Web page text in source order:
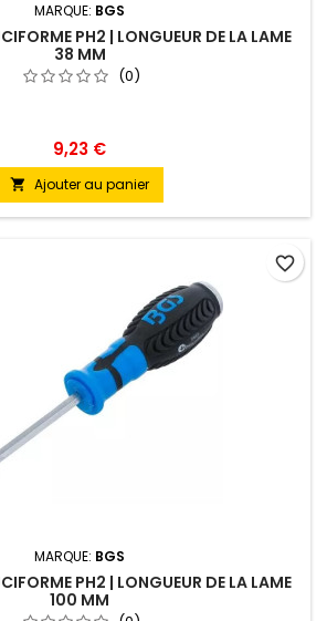
MARQUE: BGS
PH2 | LONGUEUR DE LA LAME
38 MM
(0)
9,23 €
 Ajouter au panier
MARQUE: BGS
PH2 | LONGUEUR DE LA LAME
100 MM
favorite_border